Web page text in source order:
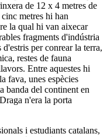
de 12 x 4 metres de
metres hi han
la qual hi van aixecar
fragments d'indústria
per conrear la terra,
restes de fauna
Entre aquestes hi
fava, unes espècies
banda del continent en
n'era la porta
i estudiants catalans,